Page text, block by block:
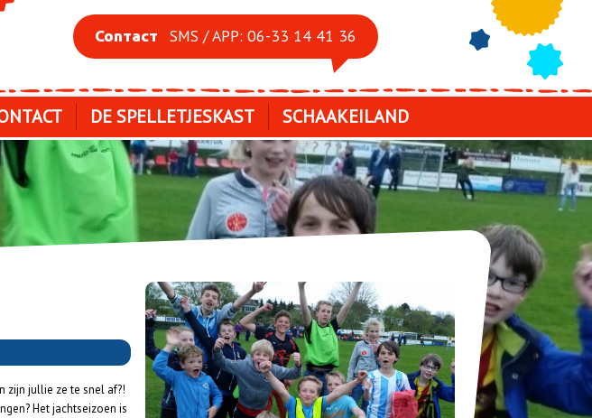
Contact SMS / APP: 06-33 14 41 36
DE SPELLETJESKAST SCHAAKEILAND
zijn jullie ze te snel af?!
Het jachtseizoen is